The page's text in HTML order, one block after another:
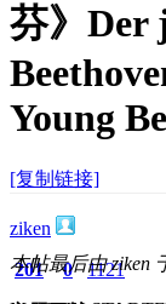
芬》Der
Young
[复制链接]
ziken
201
0 1121
本帖最后由 ziken